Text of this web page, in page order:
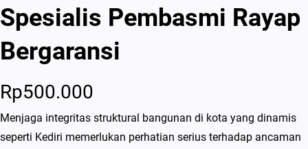
Spesialis Pembasmi Rayap
Bergaransi
Rp500.000
Menjaga integritas struktural bangunan di kota yang dinamis
seperti Kediri memerlukan perhatian serius terhadap ancaman